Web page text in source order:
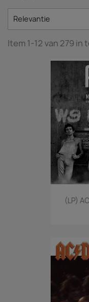
Relevantie
Item 1-12 van 279 in
(LP)